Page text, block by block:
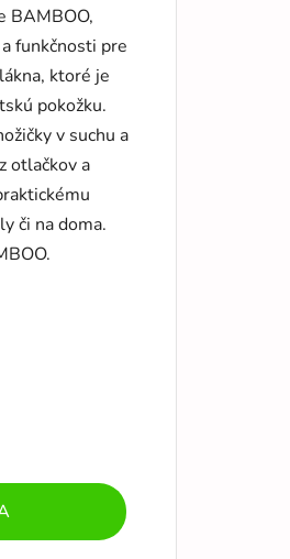
BAMBOO,
funkčnosti pre
ktoré je
pokožku.
v suchu a
otlačkov a
či na doma.